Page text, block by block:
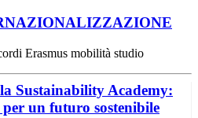
Erasmus mobilità studio
Sustainability Academy:
un futuro sostenibile